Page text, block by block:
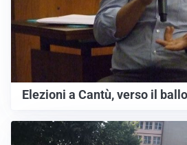
Elezioni a Cantù, verso il